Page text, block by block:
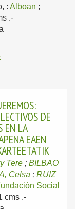
: Alboan ;
.-
DE
EN LA
EAEN
Tere ; BILBAO
Celsa ; RUIZ
Social
cms .-